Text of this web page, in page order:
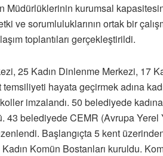
kurumsal
sorumluluklarının ortak bir
toplantıları gerçekleştirildi.
25 Kadın Dinlenme Merkezi, 17
hayata geçirmek adına
imzalandı. 50 belediyede
belediyede CEMR (Avrupa
Başlangıçta 5 kent
Komün Bostanları kuruldu.